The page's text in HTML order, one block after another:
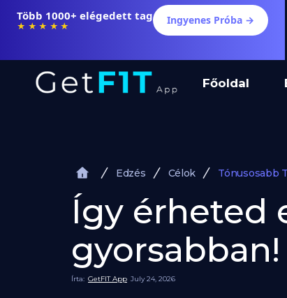
Főoldal
Több 1000+ elégedett tag
★★★★★ Ingyenes Próba →
Edzés Célok Tónusosabb
Így érheted
gyorsabban!
Írta: GetFIT App July 24, 2026